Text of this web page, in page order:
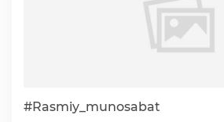
#Rasmiy_munosabat